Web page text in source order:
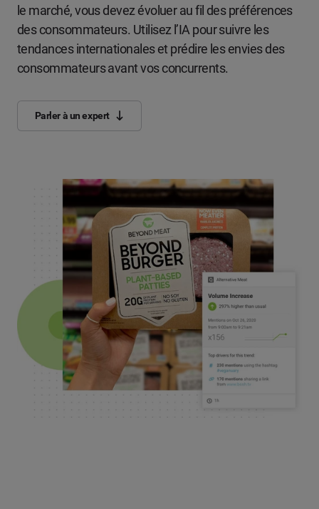
le marché, vous devez évoluer au fil des préférences
des consommateurs. Utilisez l’IA pour suivre les
tendances internationales et prédire les envies des
consommateurs avant vos concurrents.
Parler à un expert